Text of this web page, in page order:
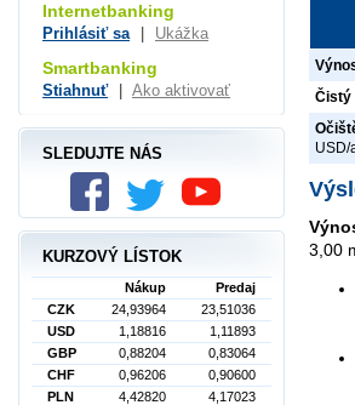
Čistý
USD/
3,00
Internetbanking
Prihlásiť sa Ukážka
Smartbanking
Stiahnuť Ako aktivovať
SLEDUJTE NÁS
KURZOVÝ LÍSTOK
Nákup
Predaj
CZK
24,93964
23,51036
USD
1,18816
1,11893
GBP
0,88204
0,83064
CHF
0,96206
0,90600
PLN
4,42820 4,17023